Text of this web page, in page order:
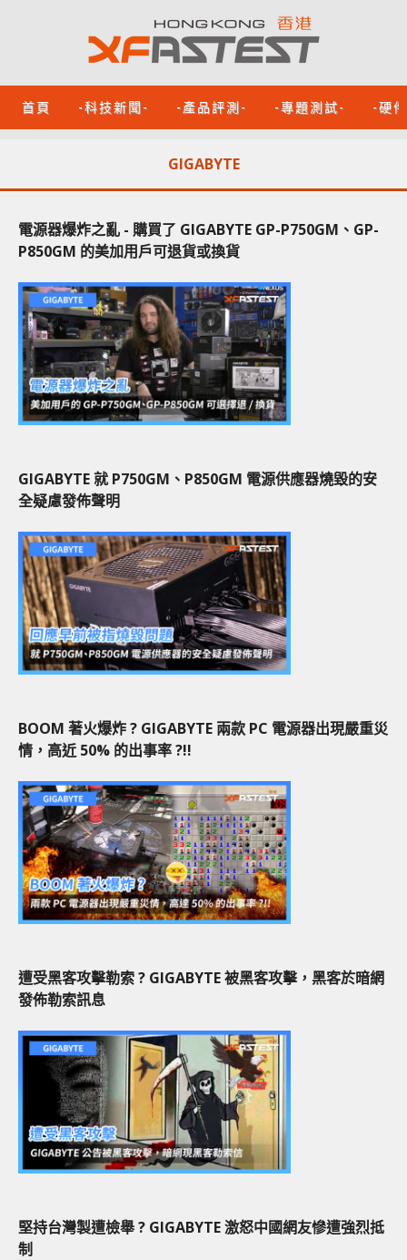
首頁 -科技新聞- -產品評測- -專題測試- -硬
GIGABYTE
電源器爆炸之亂 - 購買了 GIGABYTE GP-P750GM、GP-
P850GM 的美加用戶可退貨或換貨
GIGABYTE 就 P750GM、P850GM 電源供應器燒毀的安
全疑慮發佈聲明
BOOM 著火爆炸 ? GIGABYTE 兩款 PC 電源器出現嚴重災
情，高近 50% 的出事率 ?!!
遭受黑客攻擊勒索 ? GIGABYTE 被黑客攻擊，黑客於暗網
發佈勒索訊息
堅持台灣製遭檢舉 ? GIGABYTE 激怒中國網友慘遭強烈抵
制